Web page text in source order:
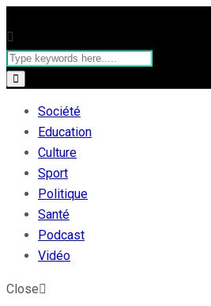
Société
Education
Culture
Sport
Politique
Santé
Podcast
Vidéo
Close